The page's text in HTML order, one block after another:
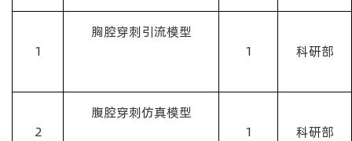
1
胸腔穿刺引流模型
1
科研部
2
腹腔穿刺仿真模型
1
科研部